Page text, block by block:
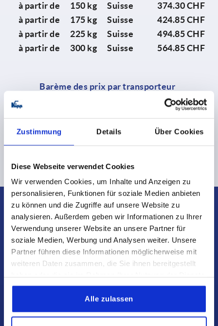
Zustimmung Details Über Cookies
Diese Webseite verwendet Cookies
Wir verwenden Cookies, um Inhalte und Anzeigen zu
personalisieren, Funktionen für soziale Medien anbieten
zu können und die Zugriffe auf unsere Website zu
analysieren. Außerdem geben wir Informationen zu Ihrer
Verwendung unserer Website an unsere Partner für
soziale Medien, Werbung und Analysen weiter. Unsere
Partner führen diese Informationen möglicherweise mit
weiteren Daten zusammen, die Sie ihnen bereitgestellt
gesammelt haben.
Alle zulassen
à partir de 150 kg Suisse 374.30 CHF
à partir de 175 kg Suisse 424.85 CHF
à partir de 225 kg Suisse 494.85 CHF
à partir de 300 kg Suisse 564.85 CHF
Barème des prix par transporteur
Les frais d'envoi par transporteur
individuels dépendent
clientèle pour plus d'informations à l'adresse
KIPP SCHWEIZ AG
Benzburweg 18A
4410 Liestal BL